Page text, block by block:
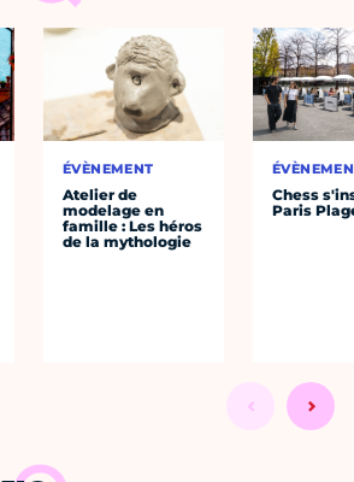
ÉVÈNEMENT
Atelier de
modelage en
famille : Les héros
de la mythologie
Chess
Paris